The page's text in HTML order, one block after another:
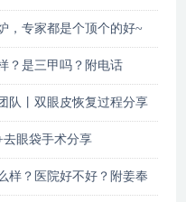
，专家都是个顶个的好~
？是三甲吗？附电话
队丨双眼皮恢复过程分享
眼袋手术分享
样？医院好不好？附姜奉